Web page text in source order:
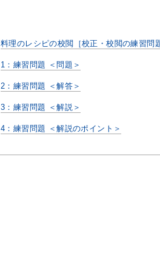
料理のレシピの校閲［校正・校閲の練習問
1：練習問題 ＜問題＞
2：練習問題 ＜解答＞
3：練習問題 ＜解説＞
4：練習問題 ＜解説のポイント＞